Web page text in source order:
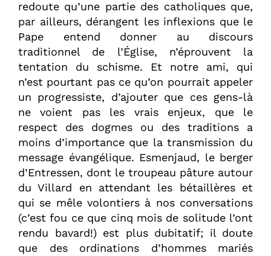
redoute qu’une partie des catholiques que,
par ailleurs, dérangent les inflexions que le
Pape entend donner au discours
traditionnel de l’Église, n’éprouvent la
tentation du schisme. Et notre ami, qui
n’est pourtant pas ce qu’on pourrait appeler
un progressiste, d’ajouter que ces gens-là
ne voient pas les vrais enjeux, que le
respect des dogmes ou des traditions a
moins d’importance que la transmission du
message évangélique. Esmenjaud, le berger
d’Entressen, dont le troupeau pâture autour
du Villard en attendant les bétaillères et
qui se mêle volontiers à nos conversations
(c’est fou ce que cinq mois de solitude l’ont
rendu bavard!) est plus dubitatif; il doute
que des ordinations d’hommes mariés